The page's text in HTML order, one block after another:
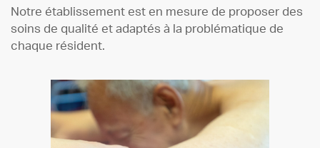
Notre établissement est en mesure de proposer des
soins de qualité et adaptés à la problématique de
chaque résident.